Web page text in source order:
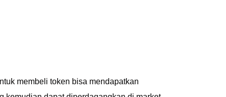
membeli token bisa mendapatkan